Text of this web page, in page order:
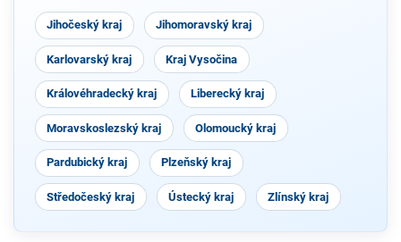
Jihočeský kraj Jihomoravský kraj
Karlovarský kraj Kraj Vysočina
Královéhradecký kraj Liberecký kraj
Moravskoslezský kraj Olomoucký kraj
Pardubický kraj Plzeňský kraj
Středočeský kraj Ústecký kraj Zlínský kraj